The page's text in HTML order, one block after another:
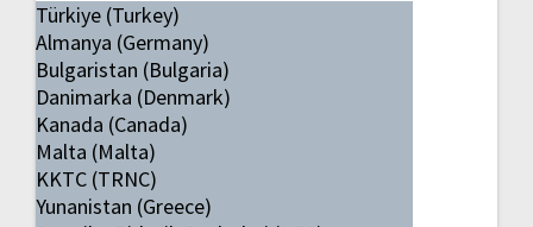
Türkiye (Turkey)
Almanya (Germany)
Bulgaristan (Bulgaria)
Danimarka (Denmark)
Kanada (Canada)
Malta (Malta)
KKTC (TRNC)
Yunanistan (Greece)